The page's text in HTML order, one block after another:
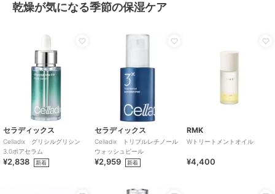
乾燥が気になる季節の保湿ケア
セラディックス
Celladix グリシルグリシン
3.0ポアセラム
¥2,838 新着
セラディックス
Celladix トリプルレチノール
ウォッシュピール
¥2,959 新着
RMK
Wトリートメントオイル
¥4,400